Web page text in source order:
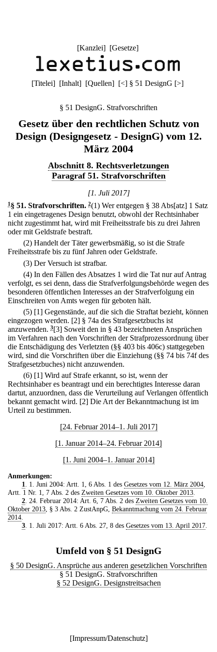
[Kanzlei] [Gesetze]
[Titelei] [Inhalt] [Quellen] [<] § 51 DesignG [>]
§ 51 DesignG. Strafvorschriften
Gesetz über den rechtlichen Schutz von
Design (Designgesetz - DesignG) vom 12.
März 2004
Abschnitt 8. Rechtsverletzungen
Paragraf 51. Strafvorschriften
[1. Juli 2017]
1 § 51. Strafvorschriften. 2(1) Wer entgegen § 38 Abs[atz] 1 Satz
1 ein eingetragenes Design benutzt, obwohl der Rechtsinhaber
nicht zugestimmt hat, wird mit Freiheitsstrafe bis zu drei Jahren
oder mit Geldstrafe bestraft.
(2) Handelt der Täter gewerbsmäßig, so ist die Strafe
Freiheitsstrafe bis zu fünf Jahren oder Geldstrafe.
(3) Der Versuch ist strafbar.
(4) In den Fällen des Absatzes 1 wird die Tat nur auf Antrag
verfolgt, es sei denn, dass die Strafverfolgungsbehörde wegen des
besonderen öffentlichen Interesses an der Strafverfolgung ein
Einschreiten von Amts wegen für geboten hält.
(5) [1] Gegenstände, auf die sich die Straftat bezieht, können
eingezogen werden. [2] § 74a des Strafgesetzbuchs ist
anzuwenden. 3[3] Soweit den in § 43 bezeichneten Ansprüchen
im Verfahren nach den Vorschriften der Strafprozessordnung über
die Entschädigung des Verletzten (§§ 403 bis 406c) stattgegeben
wird, sind die Vorschriften über die Einziehung (§§ 74 bis 74f des
Strafgesetzbuches) nicht anzuwenden.
(6) [1] Wird auf Strafe erkannt, so ist, wenn der
Rechtsinhaber es beantragt und ein berechtigtes Interesse daran
dartut, anzuordnen, dass die Verurteilung auf Verlangen öffentlich
bekannt gemacht wird. [2] Die Art der Bekanntmachung ist im
Urteil zu bestimmen.
[24. Februar 2014–1. Juli 2017]
[1. Januar 2014–24. Februar 2014]
[1. Juni 2004–1. Januar 2014]
Anmerkungen:
1. 1. Juni 2004: Artt. 1, 6 Abs. 1 des Gesetzes vom 12. März 2004,
Artt. 1 Nr. 1, 7 Abs. 2 des Zweiten Gesetzes vom 10. Oktober 2013.
2. 24. Februar 2014: Art. 6, 7 Abs. 2 des Zweiten Gesetzes vom 10.
Oktober 2013, § 3 Abs. 2 ZustAnpG, Bekanntmachung vom 24. Februar
2014.
3. 1. Juli 2017: Artt. 6 Abs. 27, 8 des Gesetzes vom 13. April 2017.
Umfeld von § 51 DesignG
§ 50 DesignG. Ansprüche aus anderen gesetzlichen Vorschriften
§ 51 DesignG. Strafvorschriften
§ 52 DesignG. Designstreitsachen
[Impressum/Datenschutz]